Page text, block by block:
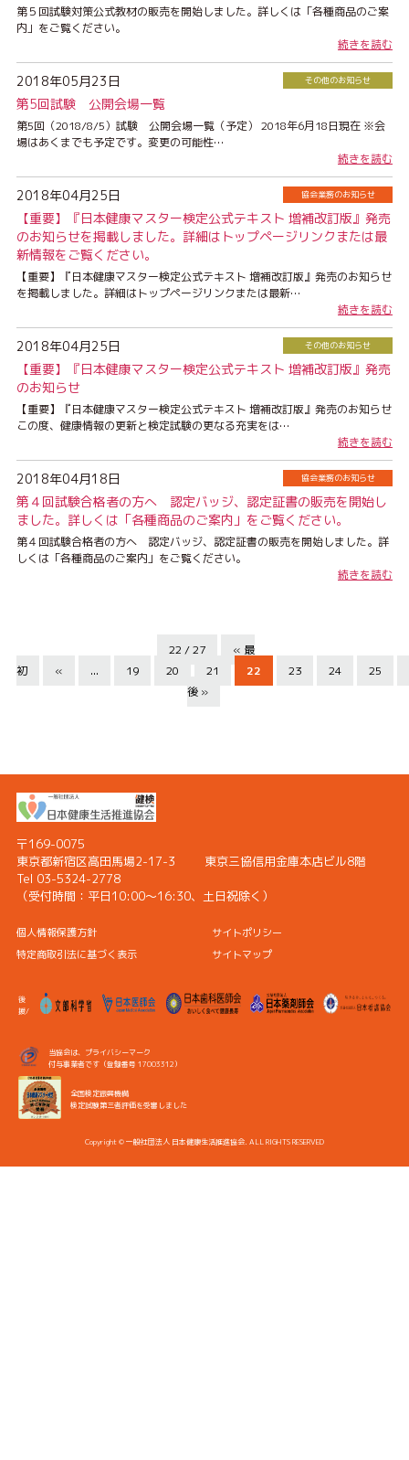
第５回試験対策公式教材の販売を開始しました。詳しくは「各種商品のご案
内」をご覧ください。
続きを読む
2018年05月23日 その他のお知らせ
第5回試験 公開会場一覧
第5回（2018/8/5）試験 公開会場一覧（予定） 2018年6月18日現在 ※会
場はあくまでも予定です。変更の可能性…
続きを読む
2018年04月25日 協会業務のお知らせ
【重要】『日本健康マスター検定公式テキスト 増補改訂版』発売
のお知らせを掲載しました。詳細はトップページリンクまたは最
新情報をご覧ください。
【重要】『日本健康マスター検定公式テキスト 増補改訂版』発売のお知らせ
を掲載しました。詳細はトップページリンクまたは最新…
続きを読む
2018年04月25日 その他のお知らせ
【重要】『日本健康マスター検定公式テキスト 増補改訂版』発売
のお知らせ
【重要】『日本健康マスター検定公式テキスト 増補改訂版』発売のお知らせ
この度、健康情報の更新と検定試験の更なる充実をは…
続きを読む
2018年04月18日 協会業務のお知らせ
第４回試験合格者の方へ 認定バッジ、認定証書の販売を開始し
ました。詳しくは「各種商品のご案内」をご覧ください。
第４回試験合格者の方へ 認定バッジ、認定証書の販売を開始しました。詳
しくは「各種商品のご案内」をご覧ください。
続きを読む
22 / 27
« 最
初
« ... 19 20 21 22 23 24
25
後 »
〒169-0075
東京都新宿区高田馬場2-17-3 東京三協信用金庫本店ビル8階
Tel 03-5324-2778
（受付時間： 平日10:00〜16:30、土日祝除く）
個人情報保護方針
サイトポリシー
特定商取引法に基づく表示
サイトマップ
後
援/
当協会は、プライバシーマーク
付与事業者です（登録番号 17003312）
全国検定振興機構
検定試験第三者評価を受審しました
Copyright © 一般社団法人 日本健康生活推進協会. ALL RIGHTS RESERVED